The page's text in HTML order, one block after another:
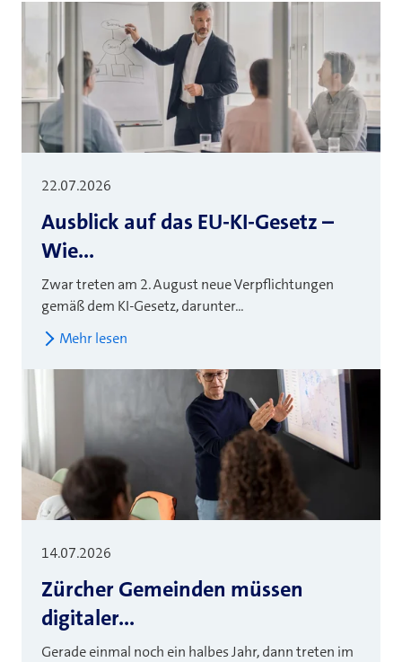
22.07.2026
Ausblick auf das EU-KI-Gesetz –
Wie...
Zwar treten am 2. August neue Verpflichtungen
gemäß dem KI-Gesetz, darunter...
Mehr lesen
14.07.2026
Zürcher Gemeinden müssen
digitaler...
Gerade einmal noch ein halbes Jahr, dann treten im